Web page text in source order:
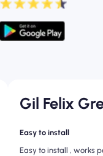
Gil Felix
Easy to install
Easy to install , works